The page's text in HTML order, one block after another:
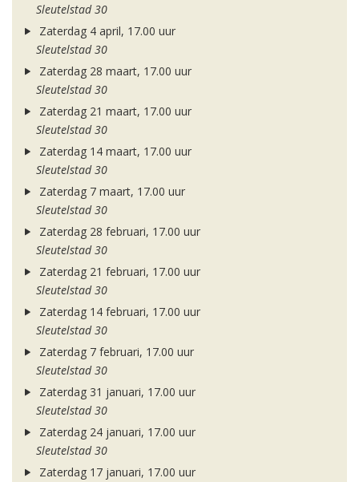
Sleutelstad 30
Zaterdag 4 april, 17.00 uur
Sleutelstad 30
Zaterdag 28 maart, 17.00 uur
Sleutelstad 30
Zaterdag 21 maart, 17.00 uur
Sleutelstad 30
Zaterdag 14 maart, 17.00 uur
Sleutelstad 30
Zaterdag 7 maart, 17.00 uur
Sleutelstad 30
Zaterdag 28 februari, 17.00 uur
Sleutelstad 30
Zaterdag 21 februari, 17.00 uur
Sleutelstad 30
Zaterdag 14 februari, 17.00 uur
Sleutelstad 30
Zaterdag 7 februari, 17.00 uur
Sleutelstad 30
Zaterdag 31 januari, 17.00 uur
Sleutelstad 30
Zaterdag 24 januari, 17.00 uur
Sleutelstad 30
Zaterdag 17 januari, 17.00 uur